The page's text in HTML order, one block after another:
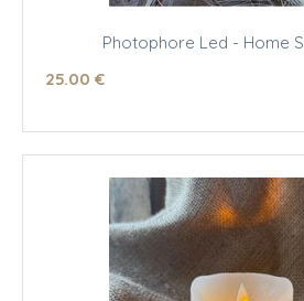
Photophore Led - Home
25.00 €